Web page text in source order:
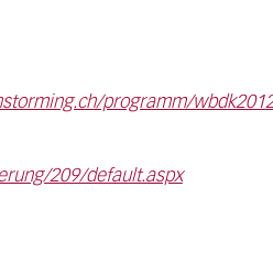
programm/
209/default.aspx